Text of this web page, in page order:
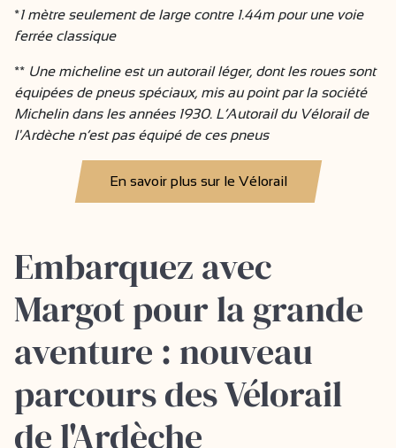
*1 mètre seulement de large contre 1.44m pour une voie
ferrée classique
** Une micheline est un autorail léger, dont les roues sont
équipées de pneus spéciaux, mis au point par la société
Michelin dans les années 1930. L’Autorail du Vélorail de
l'Ardèche n’est pas équipé de ces pneus
En savoir plus sur le Vélorail
Embarquez avec
Margot pour la grande
aventure : nouveau
parcours des Vélorail
de l'Ardèche